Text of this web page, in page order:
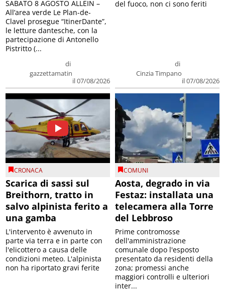
di
gazzettamatin
il 07/08/2026
SABATO 8 AGOSTO ALLEIN –
All’area verde Le Plan-de-
Clavel prosegue “ItinerDante”,
le letture dantesche, con la
partecipazione di Antonello
Pistritto (...
di
Cinzia Timpano
il 07/08/2026
del fuoco, non ci sono feriti
CRONACA
Scarica di sassi sul
Breithorn, tratto in
salvo alpinista ferito a
una gamba
L'intervento è avvenuto in
parte via terra e in parte con
l'elicottero a causa delle
condizioni meteo. L'alpinista
non ha riportato gravi ferite
COMUNI
Aosta, degrado in via
Festaz: installata una
telecamera alla Torre
del Lebbroso
Prime contromosse
dell'amministrazione
comunale dopo l'esposto
presentato da residenti della
zona; promessi anche
maggiori controlli e ulteriori
inter...